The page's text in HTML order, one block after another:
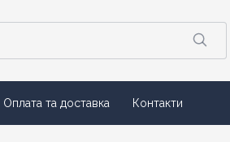
Оплата та доставка Контакти